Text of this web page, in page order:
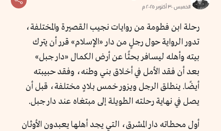
الخميس ٣٠ أكتوبر ٢٠٢٥ م
رحلة ابن فطومة من روايات نجيب القصيرة والمختلفة،
تدور الرواية حول رجلٍ من دار «الإسلام» قرر أن يترك
بيته وأهله ليسافر بحثًا عن أرض الكمال «دار جبل»
بعد أن فقد الأمل في أخلاق بني وطنه، وفقد حبيبته
أيضًا. ينطلق الرجل ويزور خمس بلادٍ مختلفة، قبل أن
يصل في نهاية رحلته الطويلة إلى مبتغاه عند دار جبل.
أول محطاته دار المشرق، التي يجد أهلها يعبدون الأوثان